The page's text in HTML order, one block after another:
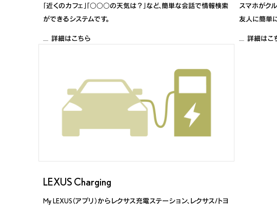
RC
RC F2020年9月～2025年11月
「近くのカフェ」「○○○の天気は？」など、簡単な会話で情報検索
ができるシステムです。
詳細はこちら
スマホがク
友人に簡単
詳細はこ
LEXUS Charging
My LEXUS（アプリ）からレクサス充電ステーション、レクサス/トヨ